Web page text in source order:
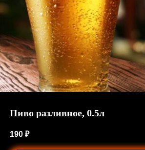
Пиво разливное, 0.5л
190 ₽